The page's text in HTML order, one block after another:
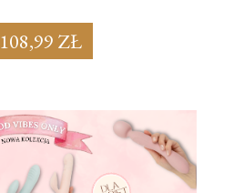
108,99 ZŁ